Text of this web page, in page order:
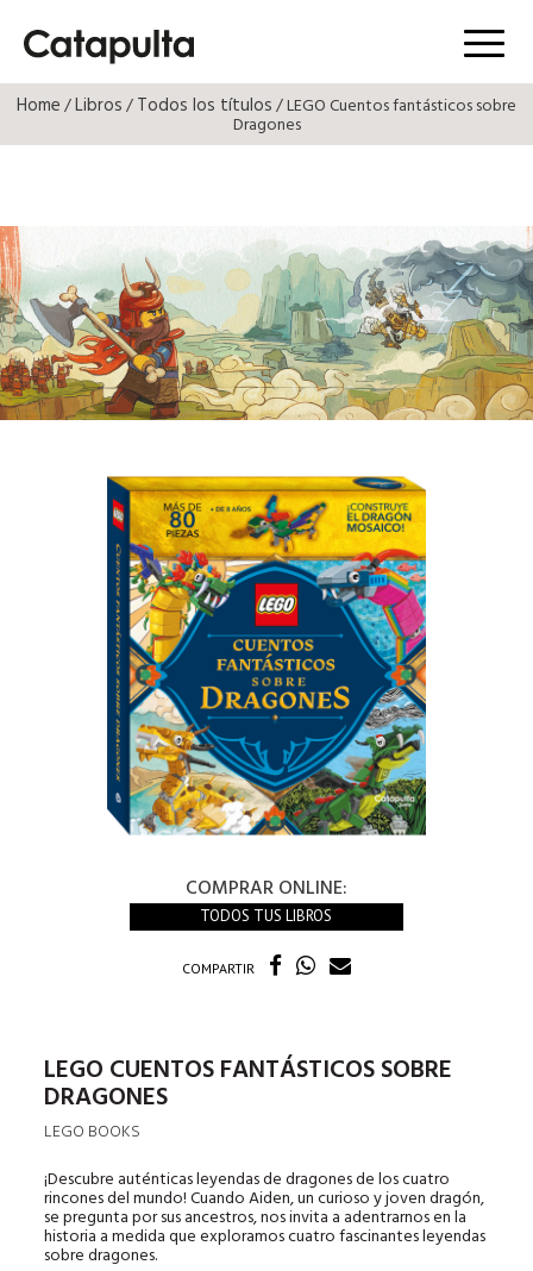
Menú
Home/Libros/Todos los títulos/ LEGO Cuentos fantásticos sobre
Dragones
COMPRAR ONLINE:
TODOS TUS LIBROS
COMPARTIR
LEGO CUENTOS FANTÁSTICOS SOBRE
DRAGONES
LEGO BOOKS
¡Descubre auténticas leyendas de dragones de los cuatro
rincones del mundo! Cuando Aiden, un curioso y joven dragón,
se pregunta por sus ancestros, nos invita a adentrarnos en la
historia a medida que exploramos cuatro fascinantes leyendas
sobre dragones.